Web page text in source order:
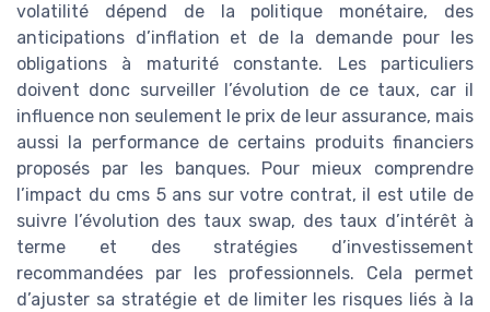
volatilité dépend de la politique monétaire, des
anticipations d’inflation et de la demande pour les
obligations à maturité constante. Les particuliers
doivent donc surveiller l’évolution de ce taux, car il
influence non seulement le prix de leur assurance, mais
aussi la performance de certains produits financiers
proposés par les banques. Pour mieux comprendre
l’impact du cms 5 ans sur votre contrat, il est utile de
suivre l’évolution des taux swap, des taux d’intérêt à
terme et des stratégies d’investissement
recommandées par les professionnels. Cela permet
d’ajuster sa stratégie et de limiter les risques liés à la